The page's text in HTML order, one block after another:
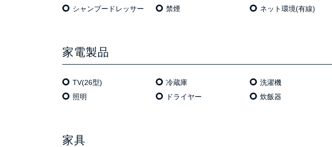
シャンプードレッサー
禁煙 ネット環境(有線)
家電製品
TV(26型) 冷蔵庫 洗濯機
照明
ドライヤー 炊飯器
家具